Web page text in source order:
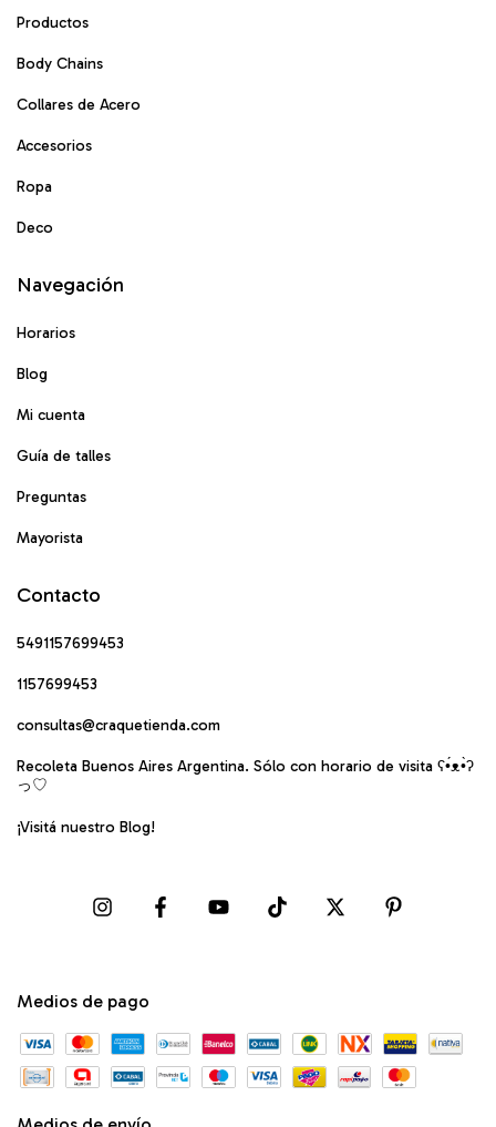
Productos
Body Chains
Collares de Acero
Accesorios
Ropa
Deco
Navegación
Horarios
Blog
Mi cuenta
Guía de talles
Preguntas
Mayorista
Contacto
5491157699453
1157699453
consultas@craquetienda.com
Recoleta Buenos Aires Argentina. Sólo con horario de visita ʕ•́ᴥ•̀ʔ
っ♡
¡Visitá nuestro Blog!
Medios de pago